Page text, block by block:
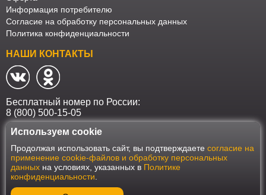
Информация потребителю
Согласие на обработку персональных данных
Политика конфиденциальности
НАШИ КОНТАКТЫ
Бесплатный номер по России:
8 (800) 500-15-05
Наш интернет-магазин работает в соответствии с требованиями
Федерального закона от 27 июля 2006 года №152-ФЗ "О персональных
данных". Оформить заказ на сайте Мебеласка возможно только при
наличии согласия на обработку Ваших персональных данных. Для
улучшения работы сайта и его взаимодействия с пользователями мы
используем файлы cookie. Продолжая пользоваться сайтом, вы
Используем cookie
Продолжая использовать сайт, вы подтверждаете согласие на
применение cookie-файлов и обработку персональных
данных на условиях, указанных в Политике
конфиденциальности